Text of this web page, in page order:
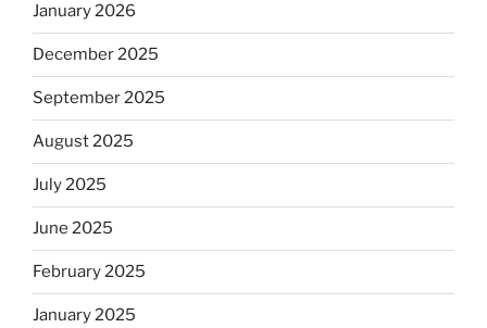
January 2026
December 2025
September 2025
August 2025
July 2025
June 2025
February 2025
January 2025